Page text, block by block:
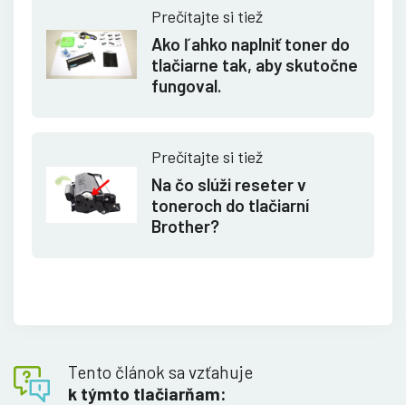
Prečítajte si tiež
Ako ľahko naplniť toner do
tlačiarne tak, aby skutočne
fungoval.
Prečítajte si tiež
Na čo slúži reseter v
toneroch do tlačiarní
Brother?
Tento článok sa vzťahuje
k týmto tlačiarňam: